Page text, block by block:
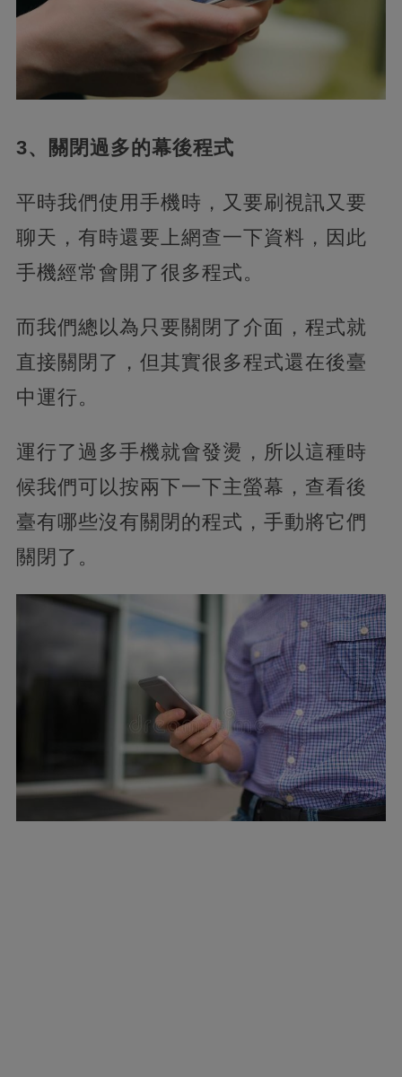
3、關閉過多的幕後程式
平時我們使用手機時，又要刷視訊又要
聊天，有時還要上網查一下資料，因此
手機經常會開了很多程式。
而我們總以為只要關閉了介面，程式就
直接關閉了，但其實很多程式還在後臺
中運行。
運行了過多手機就會發燙，所以這種時
候我們可以按兩下一下主螢幕，查看後
臺有哪些沒有關閉的程式，手動將它們
關閉了。